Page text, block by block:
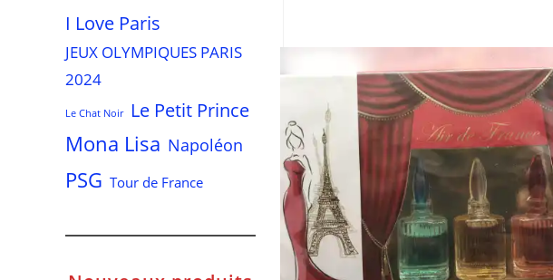
I Love Paris
JEUX OLYMPIQUES PARIS
2024
Le Chat Noir Le Petit Prince
Mona Lisa Napoléon
PSG Tour de France